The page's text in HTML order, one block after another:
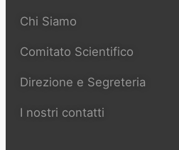
Chi Siamo
Comitato Scientifico
Direzione e Segreteria
I nostri contatti